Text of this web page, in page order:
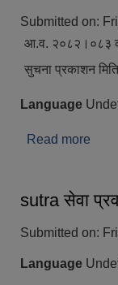
Submitted on:
आ.व. २०८२।०८३ को
सुचना प्रकाशन
Language
Read more
sutra सेवा
Submitted on:
Language